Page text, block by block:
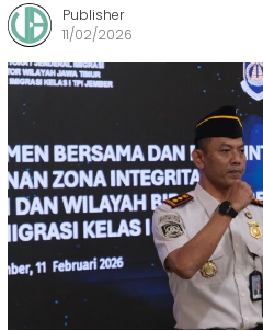
Publisher
11/02/2026